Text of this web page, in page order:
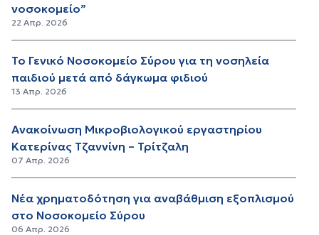
νοσοκομείο”
22 Απρ. 2026
Το Γενικό Νοσοκομείο Σύρου για τη νοσηλεία
παιδιού μετά από δάγκωμα φιδιού
13 Απρ. 2026
Ανακοίνωση Μικροβιολογικού εργαστηρίου
Κατερίνας Τζαννίνη – Τρίτζαλη
07 Απρ. 2026
Νέα χρηματοδότηση για αναβάθμιση εξοπλισμού
στο Νοσοκομείο Σύρου
06 Απρ. 2026